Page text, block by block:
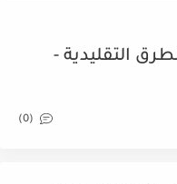
التقليدية -
(0)